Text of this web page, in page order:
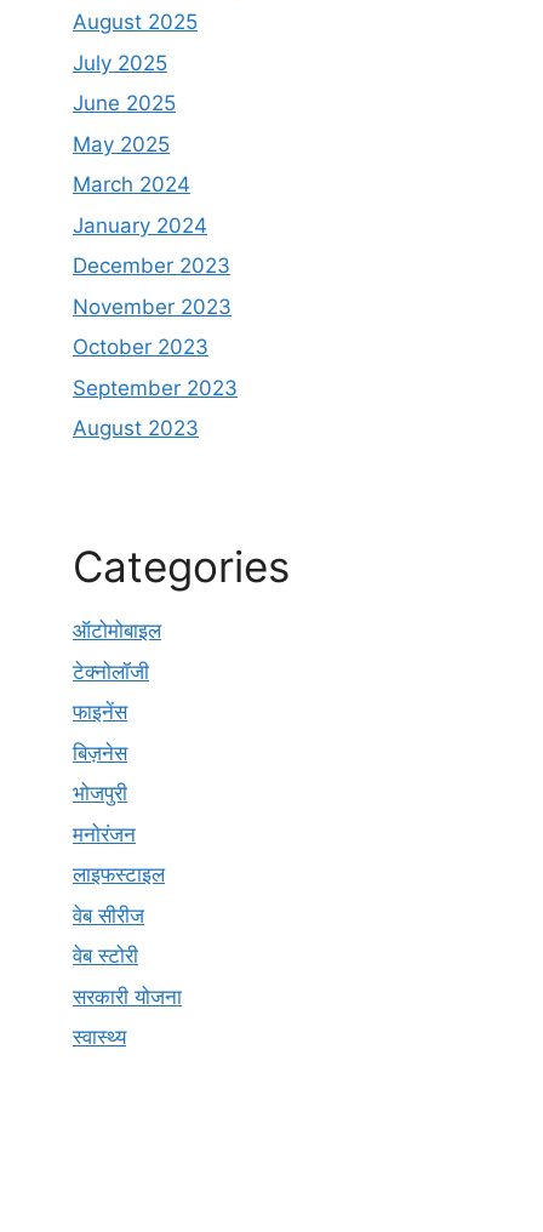
August 2025
July 2025
June 2025
May 2025
March 2024
January 2024
December 2023
November 2023
October 2023
September 2023
August 2023
Categories
ऑटोमोबाइल
टेक्नोलॉजी
फाइनेंस
बिज़नेस
भोजपुरी
मनोरंजन
लाइफस्टाइल
वेब सीरीज
वेब स्टोरी
सरकारी योजना
स्वास्थ्य